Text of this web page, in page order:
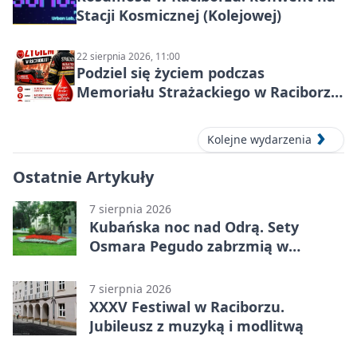
Stacji Kosmicznej (Kolejowej)
22 sierpnia 2026, 11:00
Podziel się życiem podczas
Memoriału Strażackiego w Raciborzu
Kolejne wydarzenia
Ostatnie Artykuły
7 sierpnia 2026
Kubańska noc nad Odrą. Sety
Osmara Pegudo zabrzmią w
7 sierpnia 2026
XXXV Festiwal w Raciborzu.
Jubileusz z muzyką i modlitwą